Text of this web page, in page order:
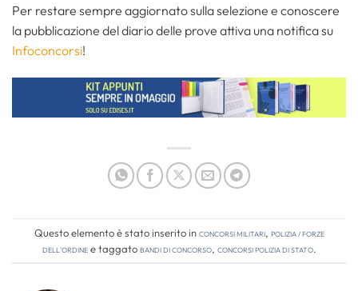
Per restare sempre aggiornato sulla selezione e conoscere
la pubblicazione del diario delle prove attiva una notifica su
Infoconcorsi!
Questo elemento è stato inserito inConcorsi Militari, Polizia / Forze
dell'Ordinee taggatobandi di concorso, concorsi polizia di stato.